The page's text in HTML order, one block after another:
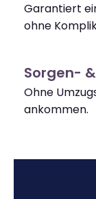
Garantiert
ohne
Sorgen-
Ohne
ankommen.